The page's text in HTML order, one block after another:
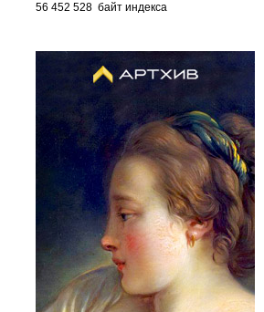
56 452 528 байт индекса